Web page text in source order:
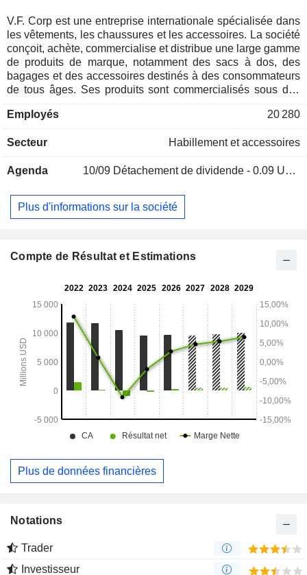
V.F. Corp est une entreprise internationale spécialisée dans
les vêtements, les chaussures et les accessoires. La société
conçoit, achète, commercialise et distribue une large gamme
de produits de marque, notamment des sacs à dos, des
bagages et des accessoires destinés à des consommateurs
de tous âges. Ses produits sont commercialisés sous des
plein air, de sport et de vêtements de travail comprend The
Kipling, Napapijri, Eastpak, JanSport et Timberland PRO.
et le travail. Le segment Outdoor regroupe des marques de
produits propose des vêtements, des chaussures, des
équipements et des accessoires de plein air performants ou
L'offre de produits propose des vêtements de sport, des
une offre de produits proposant des vêtements, des
chaussures et des accessoires.
Employés 20 280
Secteur Habillement et accessoires
Agenda 10/09 Détachement de dividende - 0.09 USD
Plus d'informations sur la société
Compte de Résultat et Estimations
Plus de données financières
Notations
Trader
Investisseur